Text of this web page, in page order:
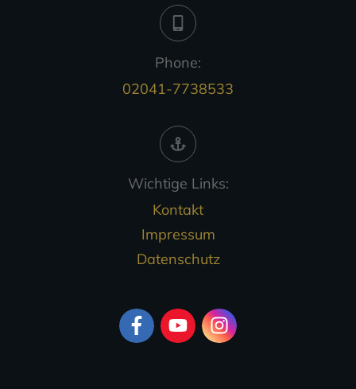
Phone:
02041-7738533
Wichtige Links:
Kontakt
Impressum
Datenschutz